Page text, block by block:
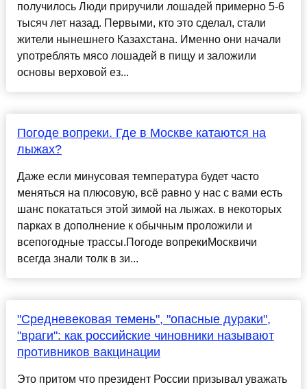
получилось Люди приручили лошадей примерно 5-6
тысяч лет назад. Первыми, кто это сделал, стали
жители нынешнего Казахстана. Именно они начали
употреблять мясо лошадей в пищу и заложили
основы верховой ез...
Погоде вопреки. Где в Москве катаются на
лыжах?
Даже если минусовая температура будет часто
меняться на плюсовую, всё равно у нас с вами есть
шанс покататься этой зимой на лыжах. в некоторых
парках в дополнение к обычным проложили и
всепогодные трассы.Погоде вопрекиМосквичи
всегда знали толк в зи...
"Средневековая темень", "опасные дураки",
"враги": как российские чиновники называют
противников вакцинации
Это притом что президент России призывал уважать